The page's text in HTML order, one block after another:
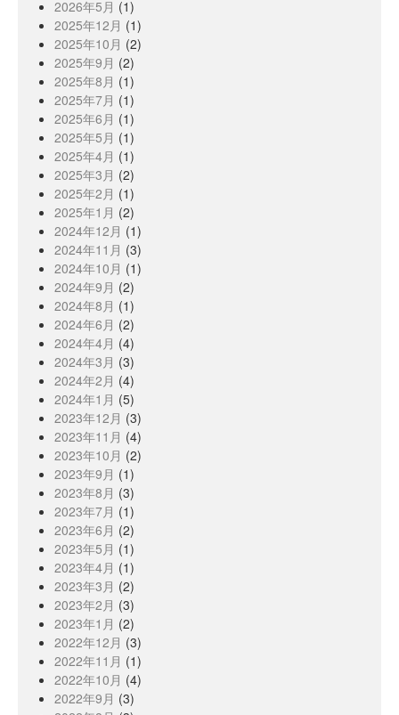
2026年5月 (1)
2025年12月 (1)
2025年10月 (2)
2025年9月 (2)
2025年8月 (1)
2025年7月 (1)
2025年6月 (1)
2025年5月 (1)
2025年4月 (1)
2025年3月 (2)
2025年2月 (1)
2025年1月 (2)
2024年12月 (1)
2024年11月 (3)
2024年10月 (1)
2024年9月 (2)
2024年8月 (1)
2024年6月 (2)
2024年4月 (4)
2024年3月 (3)
2024年2月 (4)
2024年1月 (5)
2023年12月 (3)
2023年11月 (4)
2023年10月 (2)
2023年9月 (1)
2023年8月 (3)
2023年7月 (1)
2023年6月 (2)
2023年5月 (1)
2023年4月 (1)
2023年3月 (2)
2023年2月 (3)
2023年1月 (2)
2022年12月 (3)
2022年11月 (1)
2022年10月 (4)
2022年9月 (3)